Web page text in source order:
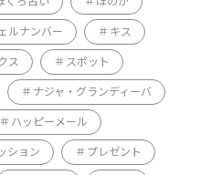
ルナンバー キス
ス スポット
ナジャ・グランディーバ
ハッピーメール
ション プレゼント